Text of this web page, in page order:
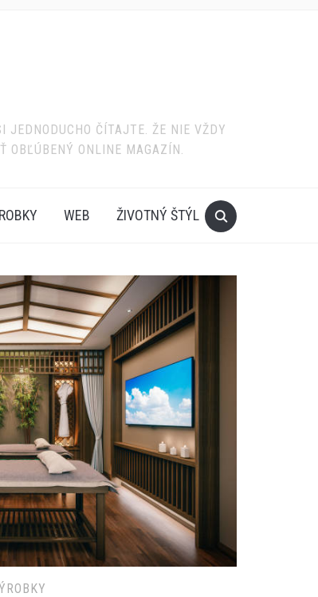
JEDNODUCHO ČÍTAJTE. ŽE NIE VŽDY
OBĽÚBENÝ ONLINE MAGAZÍN.
WEB ŽIVOTNÝ ŠTÝL